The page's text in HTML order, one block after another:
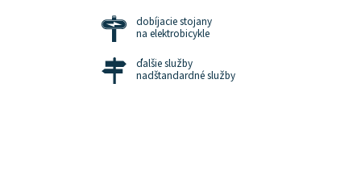
dobíjacie stojany
na elektrobicykle
ďalšie služby
nadštandardné služby